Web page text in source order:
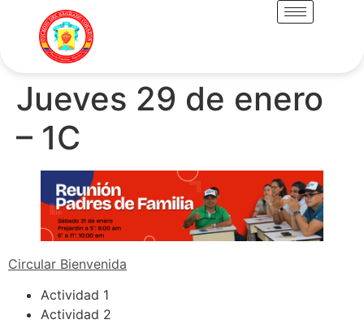
Jueves 29 de enero
– 1C
Circular Bienvenida
Actividad 1
Actividad 2